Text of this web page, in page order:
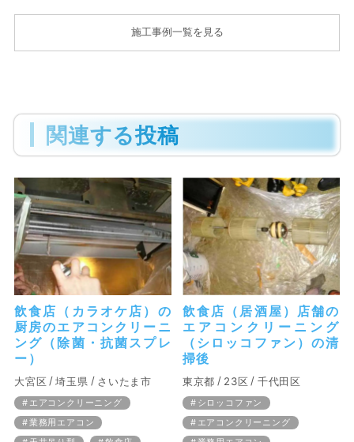
施工事例一覧を見る
関連する投稿
飲食店（カラオケ店）の
厨房のエアコンクリーニ
ング（除菌・抗菌スプレ
ー）
大宮区 埼玉県 さいたま市
エアコンクリーニング
業務用エアコン
飲食店（居酒屋）店舗の
エアコンクリーニング
（シロッコファン）の清
掃後
東京都 23区 千代田区
シロッコファン
エアコンクリーニング